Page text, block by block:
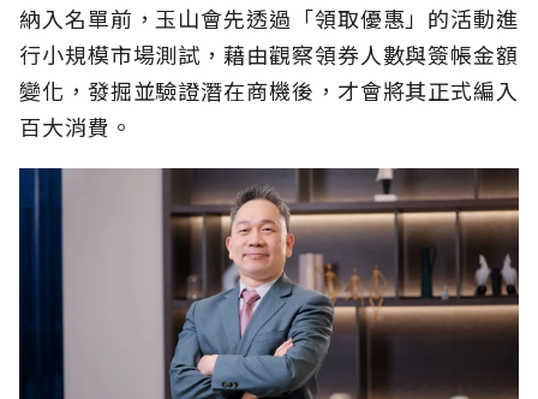
納入名單前，玉山會先透過「領取優惠」的活動進
行小規模市場測試，藉由觀察領券人數與簽帳金額
變化，發掘並驗證潛在商機後，才會將其正式編入
百大消費。